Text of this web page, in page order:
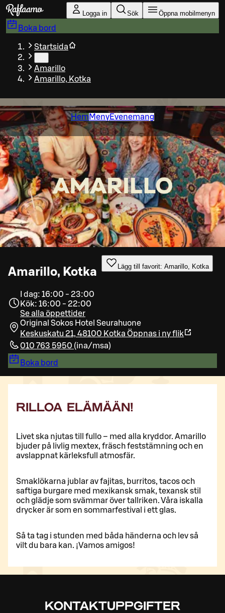
Gå till huvudinnehållet
Logga in Sök Öppna mobilmenyn
Boka bord
Startsida
Amarillo
Amarillo, Kotka
Hem MenyEvenemang
Amarillo, Kotka Lägg till favorit: Amarillo, Kotka
I dag: 16:00 - 23:00
Kök: 16:00 - 22:00
Se alla öppettider
Original Sokos Hotel Seurahuone
Keskuskatu 21, 48100 Kotka Öppnas i ny flik
010 763 5950 (ina/msa)
Boka bord
RILLOA ELÄMÄÄN!
Livet ska njutas till fullo – med alla kryddor. Amarillo
bjuder på livlig mextex, fräsch feststämning och en
avslappnat kärleksfull atmosfär.
Smaklökarna jublar av fajitas, burritos, tacos och
saftiga burgare med mexikansk smak, texansk stil
och glädje som svämmar över tallriken. Våra iskalla
drycker är som en sommarfestival i ett glas.
Så ta tag i stunden med båda händerna och lev så
vilt du bara kan. ¡Vamos amigos!
KONTAKTUPPGIFTER